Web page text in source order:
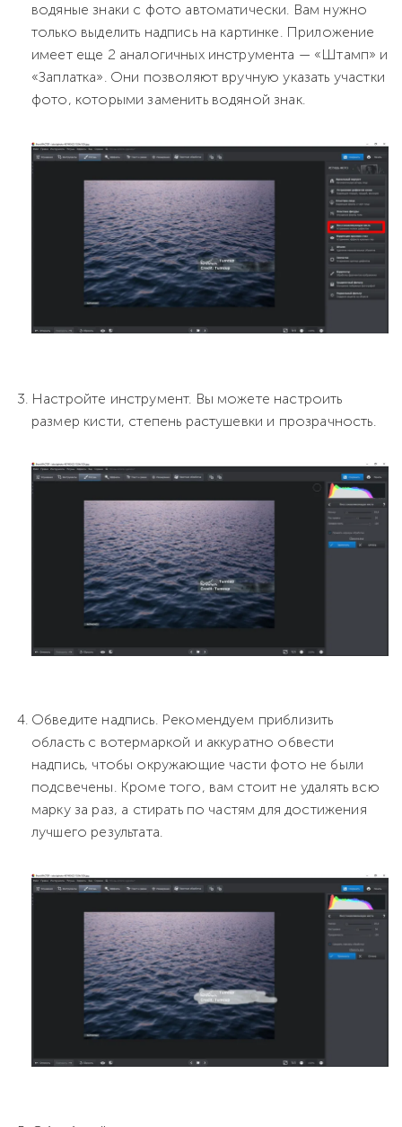
водяные знаки с фото автоматически. Вам нужно
только выделить надпись на картинке. Приложение
имеет еще 2 аналогичных инструмента — «Штамп» и
«Заплатка». Они позволяют вручную указать участки
фото, которыми заменить водяной знак.
Настройте инструмент. Вы можете настроить
размер кисти, степень растушевки и прозрачность.
Обведите надпись. Рекомендуем приблизить
область с вотермаркой и аккуратно обвести
надпись, чтобы окружающие части фото не были
подсвечены. Кроме того, вам стоит не удалять всю
марку за раз, а стирать по частям для достижения
лучшего результата.